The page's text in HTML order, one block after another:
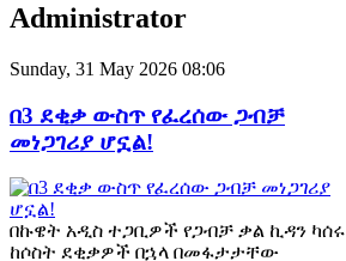
Administrator
Sunday, 31 May 2026 08:06
በ3 ደቂቃ ውስጥ የፈረሰው ጋብቻ
መነጋገሪያ ሆኗል!
በኩዌት አዲስ ተጋቢዎች የጋብቻ ቃል ኪዳን ካሰሩ
ከሶስት ደቂቃዎች በኋላ በመፋታታቸው